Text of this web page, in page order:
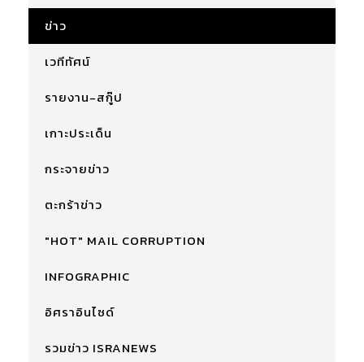
ข่าว
เวทีทัศน์
รายงาน-สกู๊ป
เกาะประเด็น
กระจายข่าว
ตะกร้าข่าว
"HOT" MAIL CORRUPTION
INFOGRAPHIC
อิศราอินไซด์
รวมข่าว ISRANEWS